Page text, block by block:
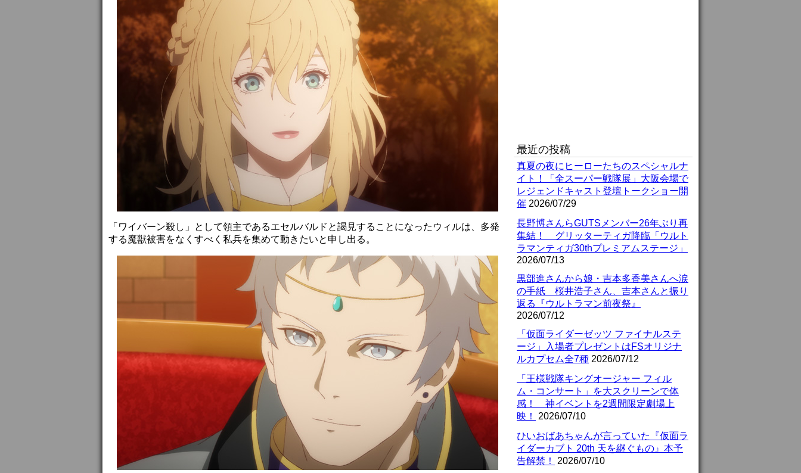
「ワイバーン殺し」として領主であるエセルバルドと謁見することになったウィルは、多発
する魔獣被害をなくすべく私兵を集めて動きたいと申し出る。
最近の投稿
真夏の夜にヒーローたちのスペシャルナ
イト！「全スーパー戦隊展」大阪会場で
レジェンドキャスト登壇トークショー開
催 2026/07/29
長野博さんらGUTSメンバー26年ぶり再
集結！ グリッターティガ降臨「ウルト
ラマンティガ30thプレミアムステージ」
2026/07/13
黒部進さんから娘・吉本多香美さんへ涙
の手紙 桜井浩子さん、吉本さんと振り
返る『ウルトラマン前夜祭』
2026/07/12
「仮面ライダーゼッツ ファイナルステ
ージ」入場者プレゼントはFSオリジナ
ルカプセム全7種 2026/07/12
「王様戦隊キングオージャー フィル
ム・コンサート」を大スクリーンで体
感！ 神イベントを2週間限定劇場上
映！
2026/07/10
ひいおばあちゃんが言っていた『仮面ラ
イダーカブト 20th 天を継ぐもの』本予
告解禁！
2026/07/10